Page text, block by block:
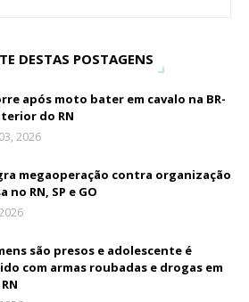
DESTAS POSTAGENS
após moto bater em cavalo na BR-
do RN
2026
megaoperação contra organização
no RN, SP e GO
são presos e adolescente é
com armas roubadas e drogas em